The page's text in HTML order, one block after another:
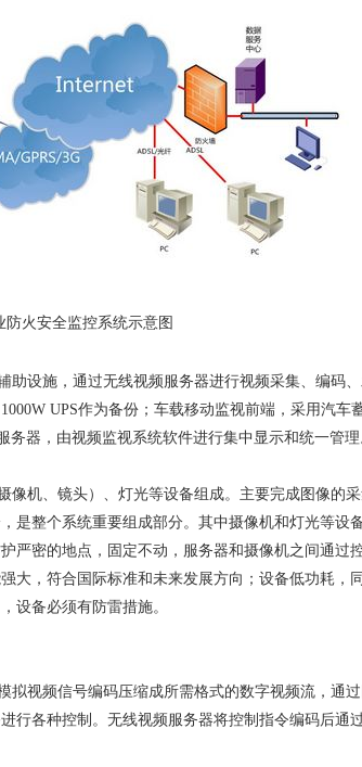
防火安全监控系统示意图
设施，通过无线视频服务器进行视频采集、编码
UPS作为备份；车载移动监视前端，采用汽车
器，由视频监视系统软件进行集中显示和统一管
像机、镜头）、灯光等设备组成。主要完成图像的
是整个系统重要组成部分。其中摄像机和灯光等设
严密的地点，固定不动，服务器和摄像机之间通过
大，符合国际标准和未来发展方向；设备低功耗，
设备必须有防雷措施。
视频信号编码压缩成所需格式的数字视频流，通
行各种控制。无线视频服务器将控制指令编码后通